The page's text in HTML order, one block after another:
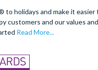
holidays and make it
customers and our values
Read More...